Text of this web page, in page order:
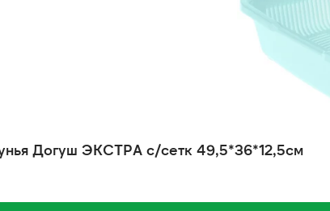
Догуш ЭКСТРА с/сетк 49,5*36*12,5см